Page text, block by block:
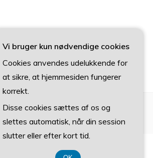
Vi bruger kun nødvendige cookies
Cookies anvendes udelukkende for
at sikre, at hjemmesiden fungerer
korrekt.
Disse cookies sættes af os og
slettes automatisk, når din session
slutter eller efter kort tid.